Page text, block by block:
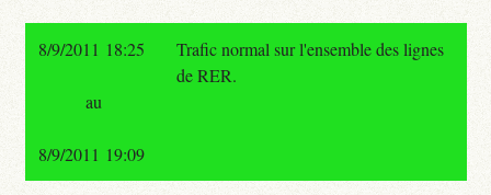
8/9/2011 18:25
Trafic normal sur l'ensemble des lignes
de RER.
au
8/9/2011 19:09